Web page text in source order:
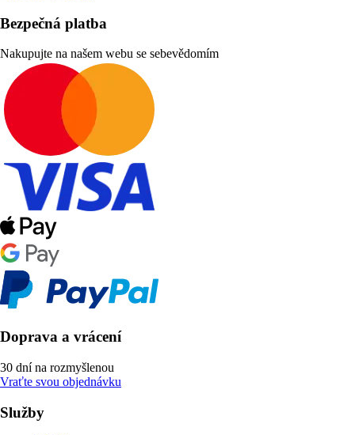
Bezpečná platba
Nakupujte na našem webu se sebevědomím
Doprava a vrácení
30 dní na rozmyšlenou
Vraťte svou objednávku
Služby